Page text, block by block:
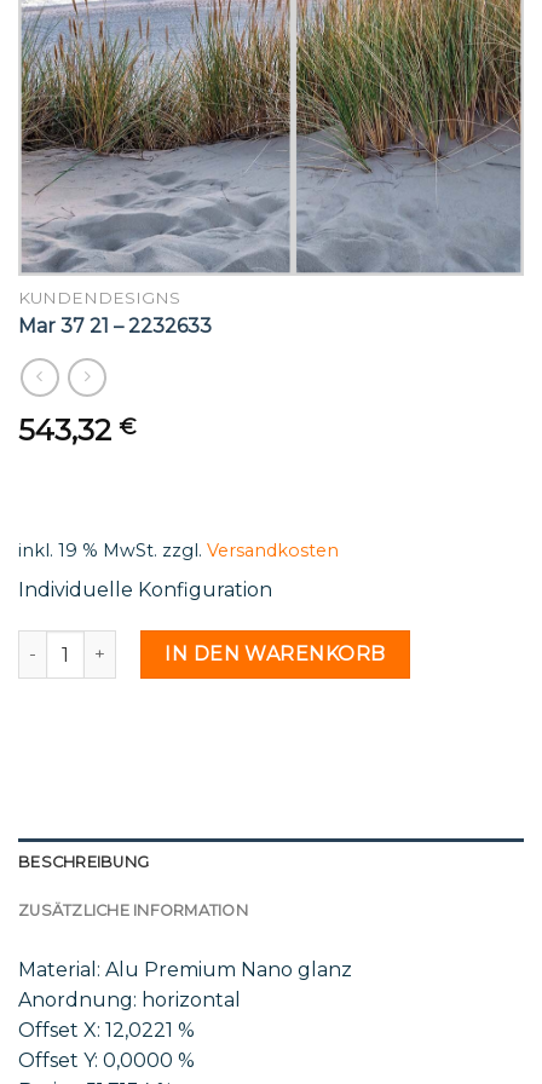
KUNDENDESIGNS
Mar 37 21 – 2232633
543,32 €
inkl. 19 % MwSt. zzgl. Versandkosten
Individuelle Konfiguration
Mar 37 21 - 2232633 MengeIN DEN WARENKORB
BESCHREIBUNG
ZUSÄTZLICHE INFORMATION
Material: Alu Premium Nano glanz
Anordnung: horizontal
Offset X: 12,0221 %
Offset Y: 0,0000 %